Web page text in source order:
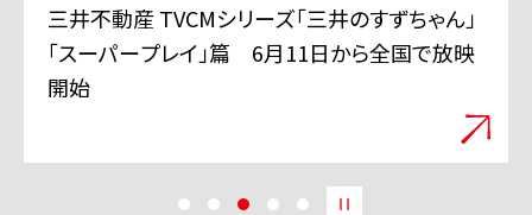
三井不動産 TVCMシリーズ「三井のすずちゃん」
「スーパープレイ」篇 6月11日から全国で放映
開始